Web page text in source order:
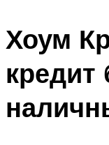
Хоум
кредит